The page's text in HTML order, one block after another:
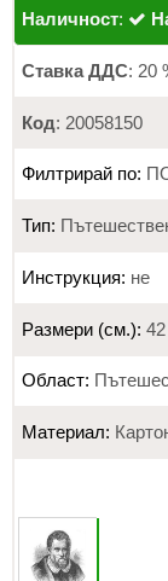
Наличност:
Ставка ДДС: 20
Код: 20058150
Филтрирай по:
Тип:
Инструкция: не
Размери (см.):
Област:
Материал: